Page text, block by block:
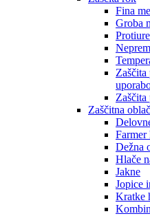
Fina
Groba
Zaščita
Zaščitna
Farmer
Dežna
Hlače
Jakne
Jopice
Kratke